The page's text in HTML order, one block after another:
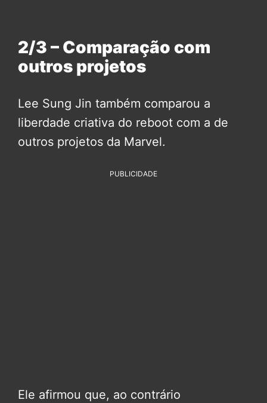
2/3 – Comparação com
outros projetos
Lee Sung Jin também comparou a
liberdade criativa do reboot com a de
outros projetos da Marvel.
PUBLICIDADE
Ele afirmou que, ao contrário